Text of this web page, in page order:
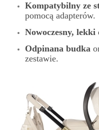
Kompatybilny ze
pomocą adapterów.
Nowoczesny, lekki
Odpinana budka
zestawie.